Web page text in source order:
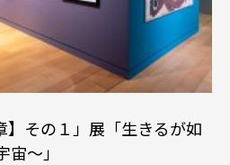
その１」展「生きるが如
宙～」